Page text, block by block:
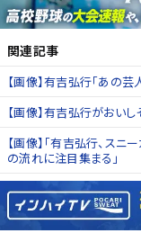
関連記事
【画像】有吉弘行「あの
【画像】有吉弘行がおい
【画像】「有吉弘行、ス
の流れに注目集まる」